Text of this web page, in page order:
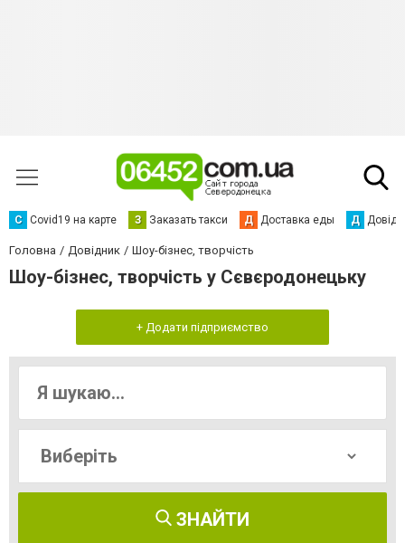
С Сovid19 на карте З Заказать такси Д Доставка еды Д
Головна Довідник Шоу-бізнес, творчість
Шоу-бізнес, творчість у Сєвєродонецьку
+ Додати підприємство
ЗНАЙТИ